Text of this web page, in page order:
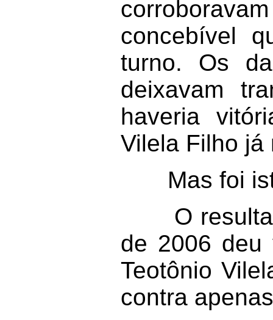
concebível
turno. Os
deixavam
haveria
Vilela Filho já
Mas foi
O
de 2006 deu
Teotônio
contra